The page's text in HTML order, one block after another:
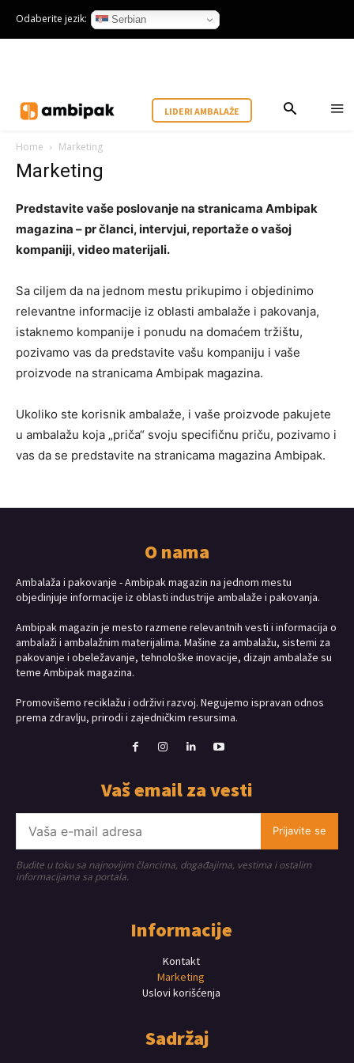
Odaberite jezik: Serbian
LIDERI AMBALAŽE
Home Marketing
Marketing
Predstavite vaše poslovanje na stranicama Ambipak
magazina – pr članci, intervjui, reportaže o vašoj
kompaniji, video materijali.
Sa ciljem da na jednom mestu prikupimo i objedinimo
relevantne informacije iz oblasti ambalaže i pakovanja,
istaknemo kompanije i ponudu na domaćem tržištu,
pozivamo vas da predstavite vašu kompaniju i vaše
proizvode na stranicama Ambipak magazina.
Ukoliko ste korisnik ambalaže, i vaše proizvode pakujete
u ambalažu koja „priča“ svoju specifičnu priču, pozivamo i
vas da se predstavite na stranicama magazina Ambipak.
O nama
Ambalaža i pakovanje - Ambipak magazin na jednom mestu
objedinjuje informacije iz oblasti industrije ambalaže i pakovanja.
Ambipak magazin je mesto razmene relevantnih vesti i informacija o
ambalaži i ambalažnim materijalima. Mašine za ambalažu, sistemi za
pakovanje i obeležavanje, tehnološke inovacije, dizajn ambalaže su
teme Ambipak magazina.
Promovišemo reciklažu i održivi razvoj. Negujemo ispravan odnos
prema zdravlju, prirodi i zajedničkim resursima.
Vaš email za vesti
Prijavite se
Budite u toku sa najnovijim člancima, događajima, vestima i ostalim
informacijama sa portala.
Informacije
Kontakt
Marketing
Uslovi korišćenja
Sadržaj